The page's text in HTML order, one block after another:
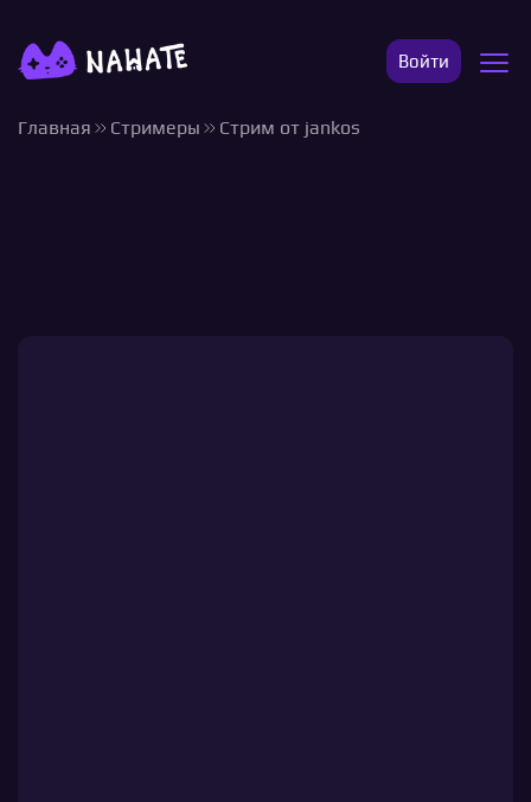
Войти
Главная Стримеры Стрим от jankos